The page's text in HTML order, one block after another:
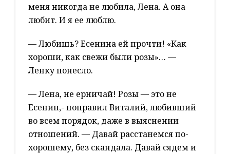
меня никогда не любила, Лена. А она
любит. И я ее люблю.
— Любишь? Есенина ей прочти! «Как
хороши, как свежи были розы»… —
Ленку понесло.
— Лена, не ерничай! Розы — это не
Есенин,- поправил Виталий, любивший
во всем порядок, даже в выяснении
отношений. — Давай расстанемся по-
хорошему, без скандала. Давай сядем и